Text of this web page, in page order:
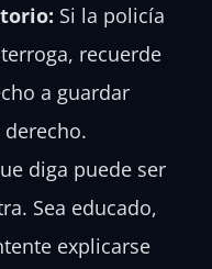
Si la policía
recuerde
a guardar
derecho.
diga puede ser
Sea educado,
explicarse